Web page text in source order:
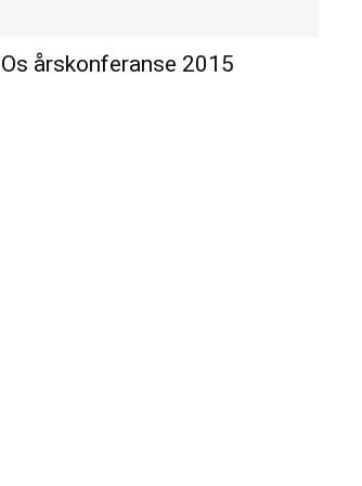
årskonferanse 2015